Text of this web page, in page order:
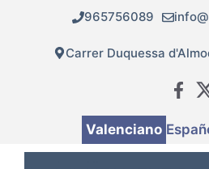
contingut
965756089
Carrer Duquessa
Valenciano